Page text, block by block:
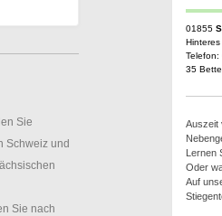
Sie
Schweiz und
Sie nach
01855
35
Auszeit
Lernen
Oder
Auf